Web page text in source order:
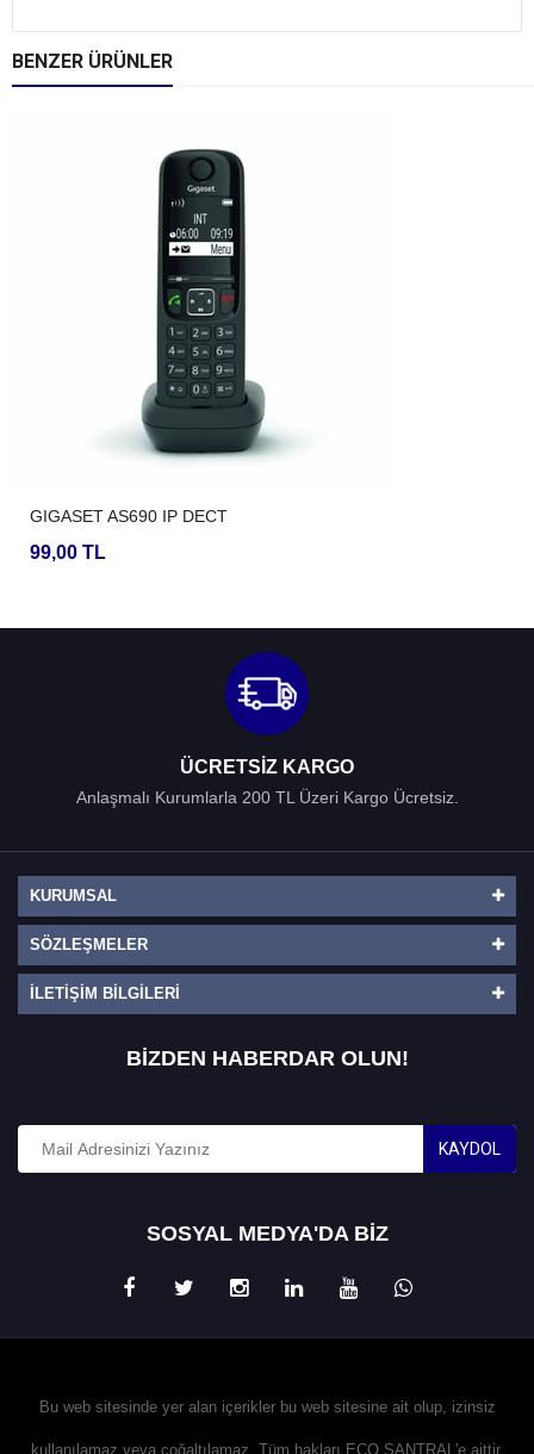
BENZER ÜRÜNLER
GIGASET AS690 IP DECT
99,00 TL
ÜCRETSIZ KARGO
Anlaşmalı Kurumlarla 200 TL Üzeri Kargo Ücretsiz.
KURUMSAL
SÖZLEŞMELER
İLETIŞIM BILGILERI
BİZDEN HABERDAR OLUN!
KAYDOL
SOSYAL MEDYA'DA BİZ
Bu web sitesinde yer alan içerikler bu web sitesine ait olup, izinsiz
kullanılamaz veya çoğaltılamaz. Tüm hakları ECO SANTRAL'e aittir.